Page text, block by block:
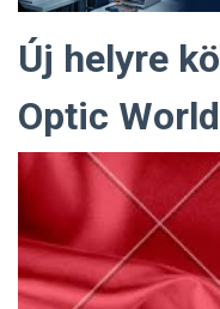
Új helyre
Optic World